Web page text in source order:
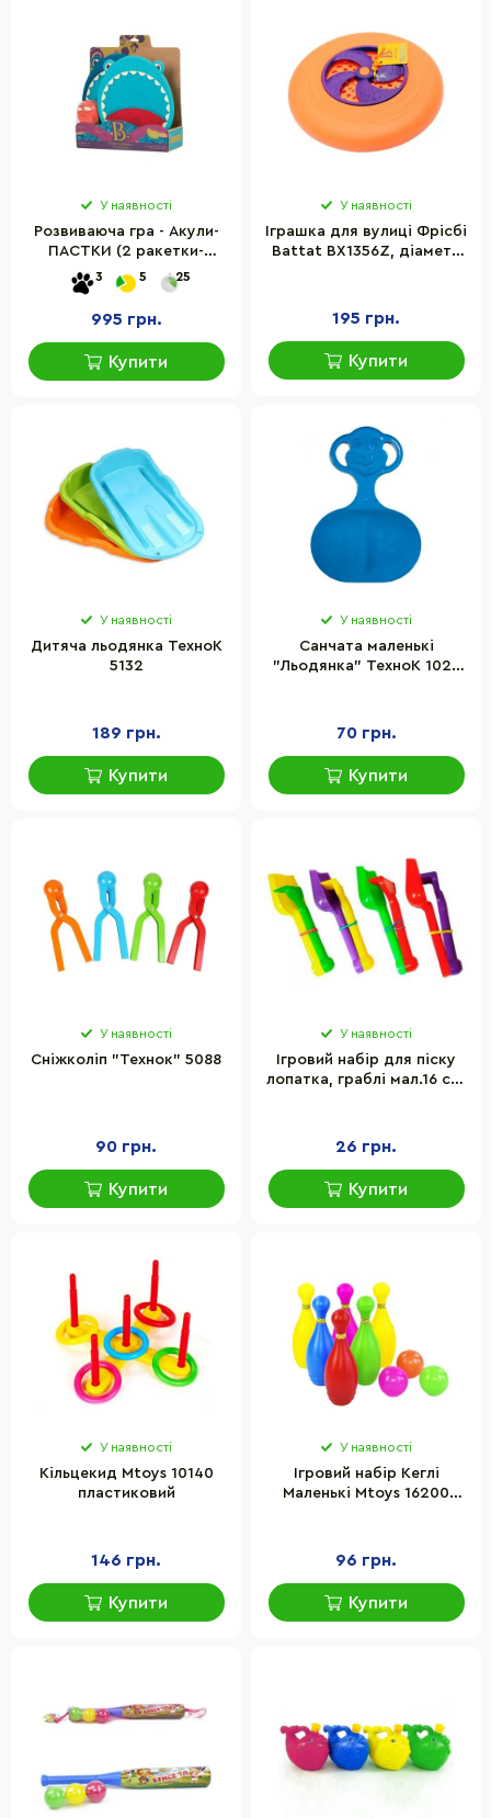
У наявності
Розвиваюча гра - Акули-
ПАСТКИ (2 ракетки-
липучки, м'ячик) BX1553Z
3 5 25
995 грн.
Купити
У наявності
Іграшка для вулиці Фрісбі
Battat BX1356Z, діаметр
195 грн.
Купити
У наявності
Дитяча льодянка ТехноК
5132
189 грн.
Купити
У наявності
Санчата маленькі
"Льодянка" ТехноК 1028
70 грн.
Купити
У наявності
Сніжколіп "Технок" 5088
90 грн.
Купити
У наявності
Ігровий набір для піску
лопатка, граблі мал.16 см.
26 грн.
Купити
У наявності
Кільцекид Mtoys 10140
пластиковий
146 грн.
Купити
У наявності
Ігровий набір Кеглі
Маленькі Mtoys 16200
96 грн.
Купити